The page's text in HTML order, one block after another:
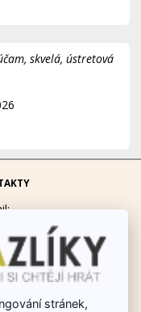
skvelá, ústretová
728677864
9:00-19:00
stránek,